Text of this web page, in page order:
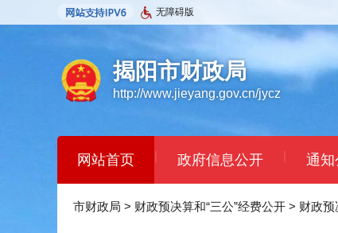
无障碍版
揭阳市财政局
http://www.jieyang.gov.cn/jycz
网站首页 | 政府信息公开 | 通知
市财政局 > 财政预决算和“三公”经费公开 > 财政预